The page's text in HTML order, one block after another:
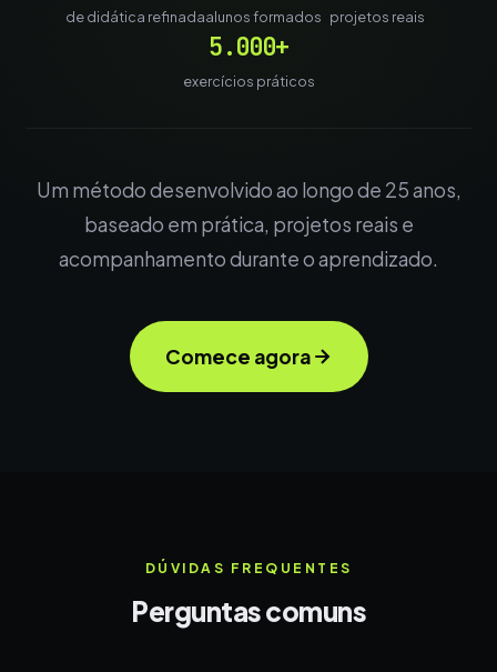
de didática refinadaalunos formados projetos reais
5.000+
exercícios práticos
Um método desenvolvido ao longo de 25 anos,
baseado em prática, projetos reais e
acompanhamento durante o aprendizado.
Comece agora
DÚVIDAS FREQUENTES
Perguntas comuns